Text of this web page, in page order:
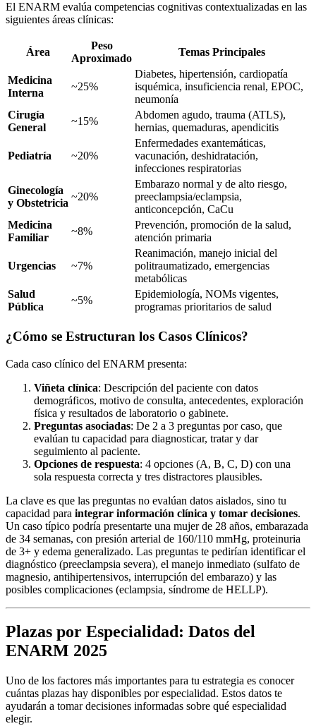
El ENARM evalúa competencias cognitivas contextualizadas en las
siguientes áreas clínicas:
Área
Peso
Aproximado
Temas Principales
Medicina
Interna
~25%
Diabetes, hipertensión, cardiopatía
isquémica, insuficiencia renal, EPOC,
neumonía
Cirugía
General
~15%
Abdomen agudo, trauma (ATLS),
hernias, quemaduras, apendicitis
Pediatría ~20%
Enfermedades exantemáticas,
vacunación, deshidratación,
infecciones respiratorias
Ginecología
y Obstetricia
~20%
Embarazo normal y de alto riesgo,
preeclampsia/eclampsia,
anticoncepción, CaCu
Medicina
Familiar
~8%
Prevención, promoción de la salud,
atención primaria
Urgencias ~7%
Reanimación, manejo inicial del
politraumatizado, emergencias
metabólicas
Salud
Pública
~5%
Epidemiología, NOMs vigentes,
programas prioritarios de salud
¿Cómo se Estructuran los Casos Clínicos?
Cada caso clínico del ENARM presenta:
Viñeta clínica: Descripción del paciente con datos
demográficos, motivo de consulta, antecedentes, exploración
física y resultados de laboratorio o gabinete.
Preguntas asociadas: De 2 a 3 preguntas por caso, que
evalúan tu capacidad para diagnosticar, tratar y dar
seguimiento al paciente.
Opciones de respuesta: 4 opciones (A, B, C, D) con una
sola respuesta correcta y tres distractores plausibles.
La clave es que las preguntas no evalúan datos aislados, sino tu
capacidad para integrar información clínica y tomar decisiones.
Un caso típico podría presentarte una mujer de 28 años, embarazada
de 34 semanas, con presión arterial de 160/110 mmHg, proteinuria
de 3+ y edema generalizado. Las preguntas te pedirían identificar el
diagnóstico (preeclampsia severa), el manejo inmediato (sulfato de
magnesio, antihipertensivos, interrupción del embarazo) y las
posibles complicaciones (eclampsia, síndrome de HELLP).
Plazas por Especialidad: Datos del
ENARM 2025
Uno de los factores más importantes para tu estrategia es conocer
cuántas plazas hay disponibles por especialidad. Estos datos te
ayudarán a tomar decisiones informadas sobre qué especialidad
elegir.